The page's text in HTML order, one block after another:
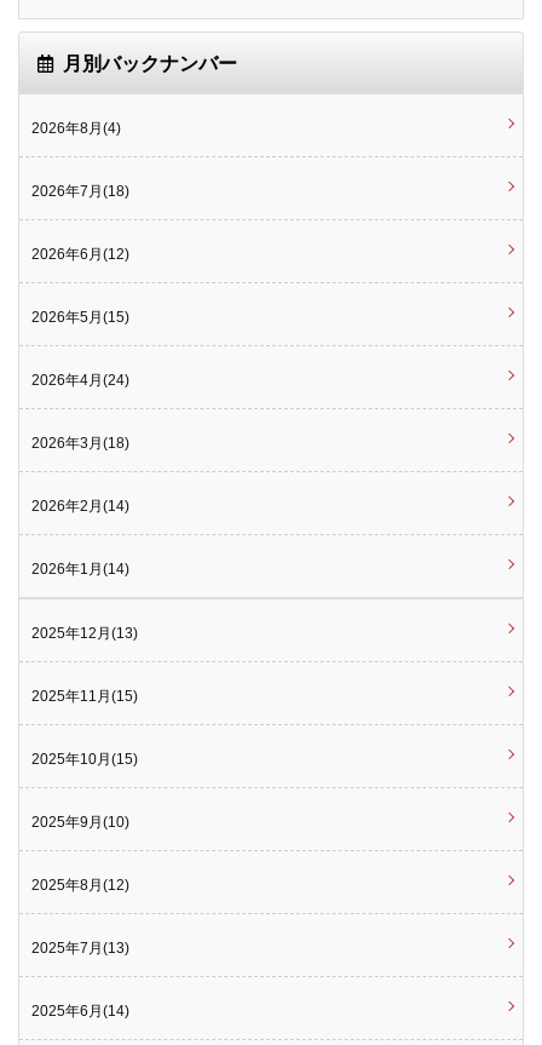
月別バックナンバー
2026年8月(4)
2026年7月(18)
2026年6月(12)
2026年5月(15)
2026年4月(24)
2026年3月(18)
2026年2月(14)
2026年1月(14)
2025年12月(13)
2025年11月(15)
2025年10月(15)
2025年9月(10)
2025年8月(12)
2025年7月(13)
2025年6月(14)